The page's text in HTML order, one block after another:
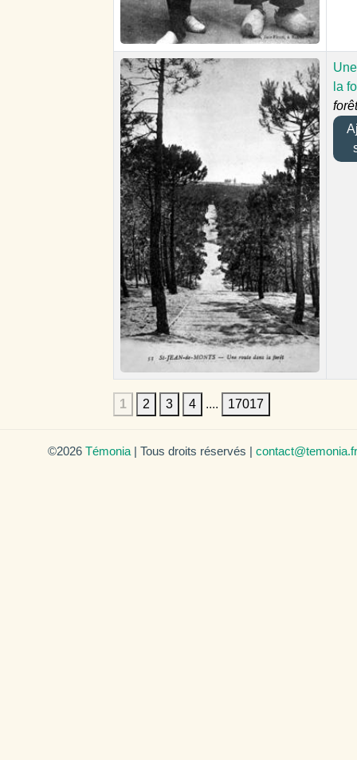
la
1 2 3 4 .... 17017
©2026 Témonia | Tous droits réservés | contact@temonia.fr